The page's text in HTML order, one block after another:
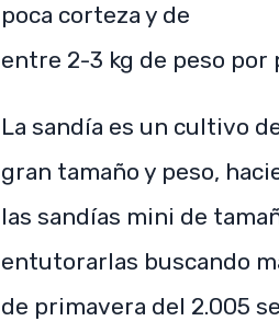
poca corteza y de
entre 2-3 kg de peso por
La sandía es un cultivo
gran tamaño y peso,
las sandías mini de
entutorarlas buscando
de primavera del 2.005